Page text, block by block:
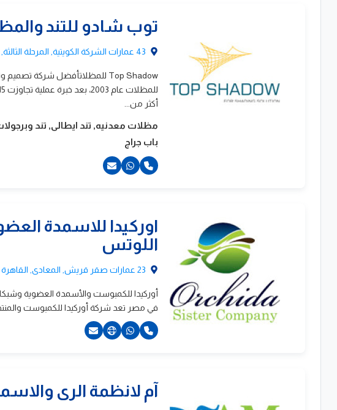
توب شادو للتند
أكثر من...
مظلات معدنيه, تند ايطالى, تند
باب جراج
اوركيدا للاسمدة
اللوتس
أوركيدا للكمبوست والأسمدة العضوية
في مصر تعد شركة أوركيدا للكمبوست
آم لانظمة الرى